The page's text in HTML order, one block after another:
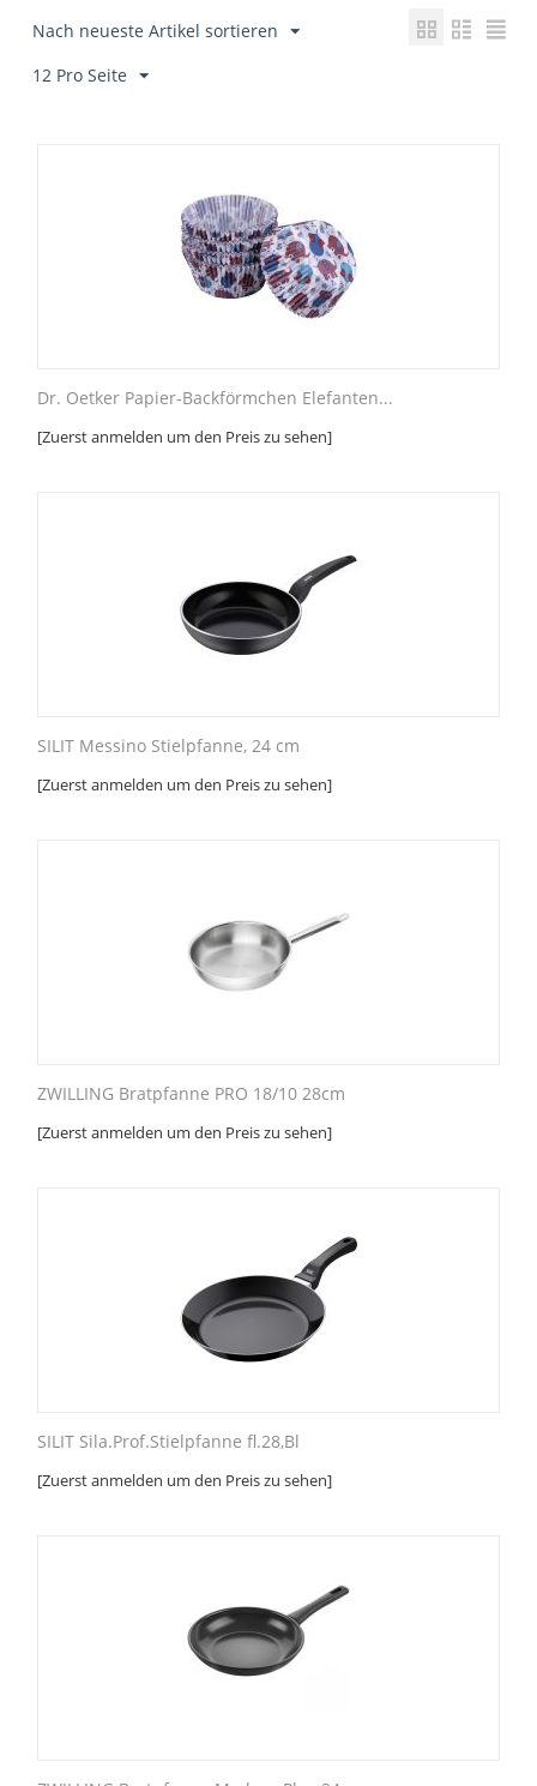
Nach neueste Artikel sortieren
12 Pro Seite
Dr. Oetker Papier-Backförmchen Elefanten...
[Zuerst anmelden um den Preis zu sehen]
SILIT Messino Stielpfanne, 24 cm
[Zuerst anmelden um den Preis zu sehen]
ZWILLING Bratpfanne PRO 18/10 28cm
[Zuerst anmelden um den Preis zu sehen]
SILIT Sila.Prof.Stielpfanne fl.28,Bl
[Zuerst anmelden um den Preis zu sehen]